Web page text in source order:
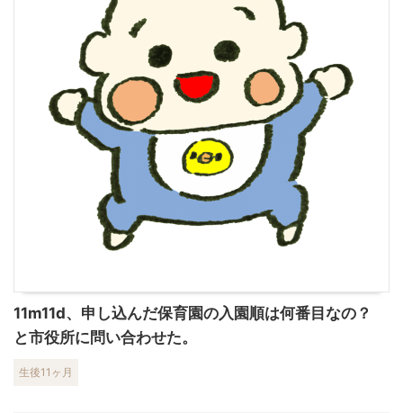
11m11d、申し込んだ保育園の入園順は何番目なの？
と市役所に問い合わせた。
生後11ヶ月